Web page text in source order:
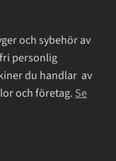
och sybehör av
personlig
du handlar av
och företag. Se